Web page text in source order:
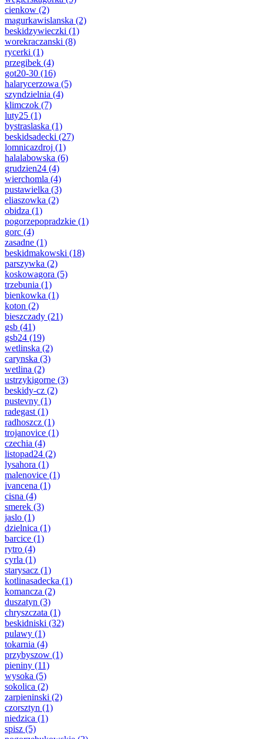
cienkow (2)
magurkawislanska (2)
beskidzywieczki (1)
worekraczanski (8)
rycerki (1)
przegibek (4)
got20-30 (16)
halarycerzowa (5)
szyndzielnia (4)
klimczok (7)
luty25 (1)
bystraslaska (1)
beskidsadecki (27)
lomnicazdroj (1)
halalabowska (6)
grudzien24 (4)
wierchomla (4)
pustawielka (3)
eliaszowka (2)
obidza (1)
pogorzepopradzkie (1)
gorc (4)
zasadne (1)
beskidmakowski (18)
parszywka (2)
koskowagora (5)
trzebunia (1)
bienkowka (1)
koton (2)
bieszczady (21)
gsb (41)
gsb24 (19)
wetlinska (2)
carynska (3)
wetlina (2)
ustrzykigorne (3)
beskidy-cz (2)
pustevny (1)
radegast (1)
radhoszcz (1)
trojanovice (1)
czechia (4)
listopad24 (2)
lysahora (1)
malenovice (1)
ivancena (1)
cisna (4)
smerek (3)
jaslo (1)
dzielnica (1)
barcice (1)
rytro (4)
cyrla (1)
starysacz (1)
kotlinasadecka (1)
komancza (2)
duszatyn (3)
chryszczata (1)
beskidniski (32)
pulawy (1)
tokarnia (4)
przybyszow (1)
pieniny (11)
wysoka (5)
sokolica (2)
zarpieninski (2)
czorsztyn (1)
niedzica (1)
spisz (5)